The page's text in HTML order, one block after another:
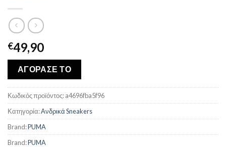
€49,90
ΑΓΟΡΑΣΕ ΤΟ
Κωδικός προϊόντος:a4696fba5f96
Κατηγορία:Ανδρικά Sneakers
Brand:PUMA
Brand:PUMA